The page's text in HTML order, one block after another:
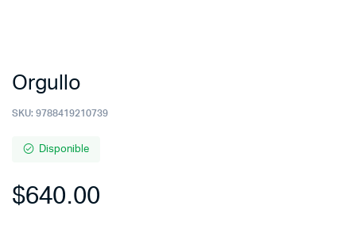
Orgullo
SKU: 9788419210739
Disponible
$640.00